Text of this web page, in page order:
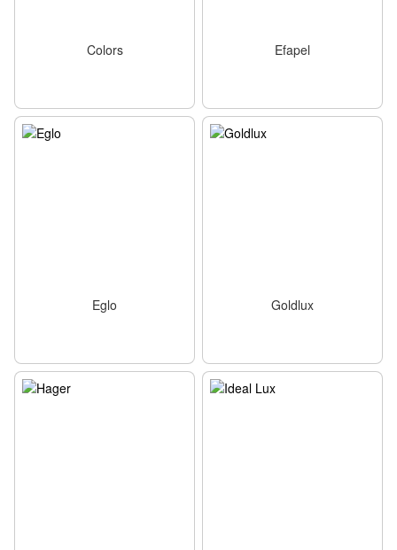
Colors Efapel
Eglo Goldlux